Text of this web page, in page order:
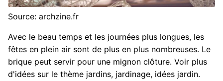
Source: archzine.fr
Avec le beau temps et les journées plus longues, les
fêtes en plein air sont de plus en plus nombreuses. Le
brique peut servir pour une mignon clôture. Voir plus
d'idées sur le thème jardins, jardinage, idées jardin.